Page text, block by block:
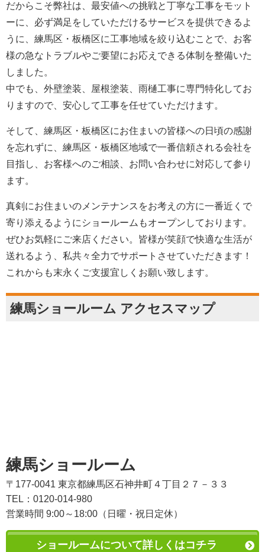
だからこそ弊社は、最安値への挑戦と丁寧な工事をモット
ーに、必ず満足をしていただけるサービスを提供できるよ
うに、練馬区・板橋区に工事地域を絞り込むことで、お客
様の急なトラブルやご要望にお応えできる体制を整備いた
しました。
中でも、外壁塗装、屋根塗装、雨樋工事に専門特化してお
りますので、安心して工事を任せていただけます。
そして、練馬区・板橋区にお住まいの皆様への日頃の感謝
を忘れずに、練馬区・板橋区地域で一番信頼される会社を
目指し、お客様へのご相談、お問い合わせに対応して参り
ます。
真剣にお住まいのメンテナンスをお考えの方に一番近くで
寄り添えるようにショールームもオープンしております。
ぜひお気軽にご来店ください。皆様が笑顔で快適な生活が
送れるよう、私共々全力でサポートさせていただきます！
これからも末永くご支援宜しくお願い致します。
練馬ショールーム アクセスマップ
練馬ショールーム
〒177-0041 東京都練馬区石神井町４丁目２７－３３
TEL：0120-014-980
営業時間 9:00～18:00（日曜・祝日定休）
ショールームについて詳しくはコチラ